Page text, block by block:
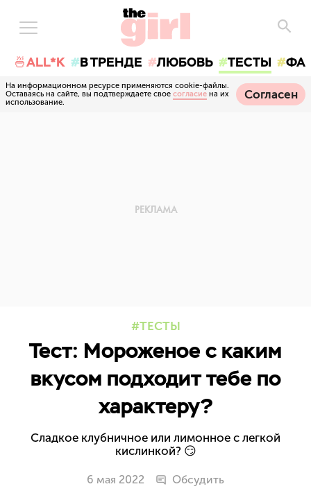
🍜ALL*K В ТРЕНДЕ ЛЮБОВЬ ТЕСТЫ
На информационном ресурсе применяются cookie-файлы.
Оставаясь на сайте, вы подтверждаете свое согласие на их
использование.
Согласен
ТЕСТЫ
Тест: Мороженое с каким
вкусом подходит тебе по
характеру?
Сладкое клубничное или лимонное с легкой
кислинкой? 😏
6 мая 2022 Обсудить